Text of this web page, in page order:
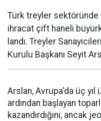
Türk treyler sektöründe
ihracat çift haneli
landı. Treyler
Kurulu Başkanı Seyit
Arslan, Avrupa'da üç yıl
ardından başlayan
kazandır­dığını, ancak